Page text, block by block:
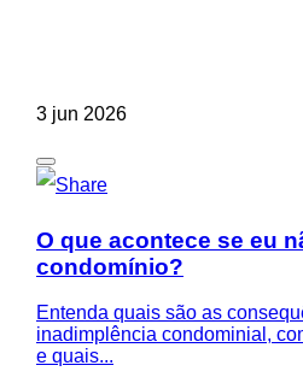
3 jun 2026
O que acontece se eu
condomínio?
Entenda quais são as
inadimplência condominial,
e quais...